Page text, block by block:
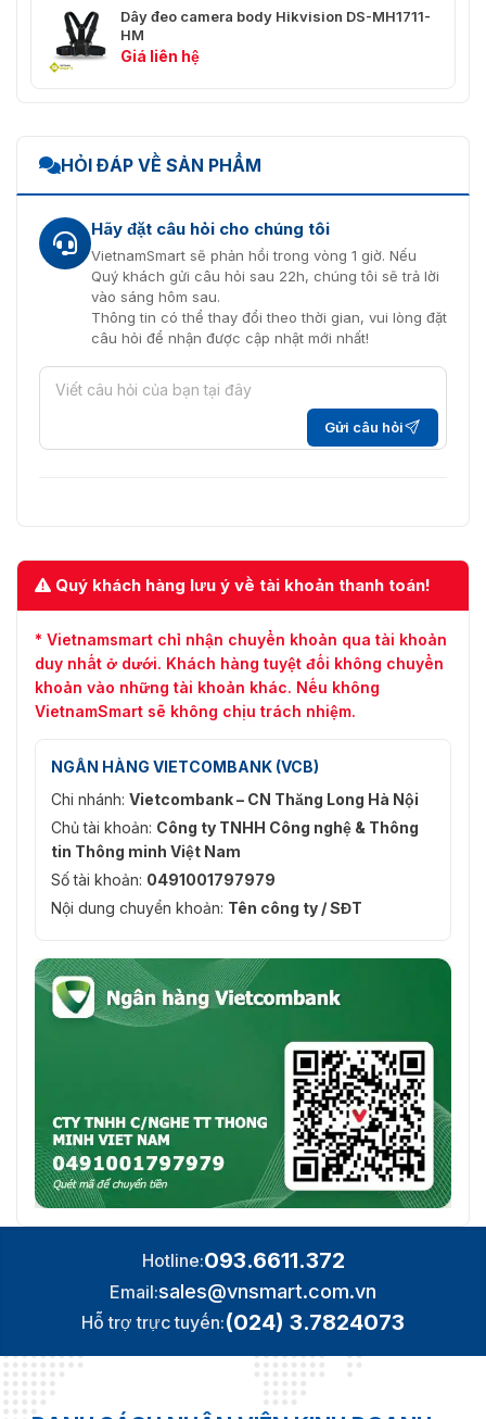
Dây đeo camera body Hikvision DS-MH1711-
HM
Giá liên hệ
HỎI ĐÁP VỀ SẢN PHẨM
Hãy đặt câu hỏi cho chúng tôi
VietnamSmart sẽ phản hồi trong vòng 1 giờ. Nếu
Quý khách gửi câu hỏi sau 22h, chúng tôi sẽ trả lời
vào sáng hôm sau.
Thông tin có thể thay đổi theo thời gian, vui lòng đặt
câu hỏi để nhận được cập nhật mới nhất!
Gửi câu hỏi
Quý khách hàng lưu ý về tài khoản thanh toán!
* Vietnamsmart chỉ nhận chuyển khoản qua tài khoản
duy nhất ở dưới. Khách hàng tuyệt đối không chuyển
khoản vào những tài khoản khác. Nếu không
VietnamSmart sẽ không chịu trách nhiệm.
NGÂN HÀNG VIETCOMBANK (VCB)
Chi nhánh: Vietcombank – CN Thăng Long Hà Nội
Chủ tài khoản: Công ty TNHH Công nghệ & Thông
tin Thông minh Việt Nam
Số tài khoản: 0491001797979
Nội dung chuyển khoản: Tên công ty / SĐT
Hotline:093.6611.372
Email:sales@vnsmart.com.vn
Hỗ trợ trực tuyến:(024) 3.7824073